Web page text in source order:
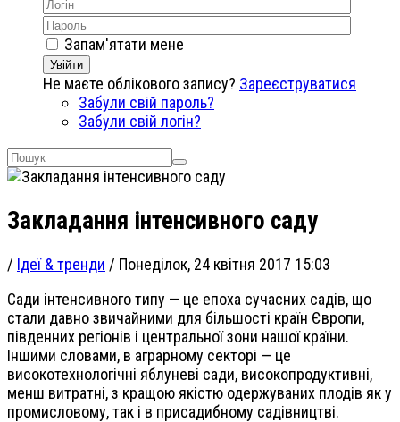
Запам'ятати мене
Увійти
Не маєте облікового запису? Зареєструватися
Забули свій пароль?
Забули свій логін?
Закладання інтенсивного саду
/ Ідеї & тренди / Понеділок, 24 квітня 2017 15:03
Сади інтенсивного типу — це епоха сучасних садів, що
стали давно звичайними для більшості країн Європи,
південних регіонів і центральної зони нашої країни.
Іншими словами, в аграрному секторі — це
високотехнологічні яблуневі сади, високопродуктивні,
менш витратні, з кращою якістю одержуваних плодів як у
промисловому, так і в присадибному садівництві.